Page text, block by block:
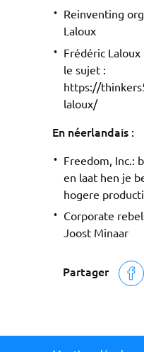
Reinventing
Laloux
Frédéric
le sujet :
https://
laloux/
En néerlandais :
Freedom, Inc.:
en laat hen je
hogere
Corporate
Joost Minaar
Partager